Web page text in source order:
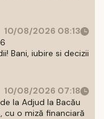
10/08/2026 08:13
Bani, iubire si decizii
10/08/2026 07:18
la Adjud la Bacău
cu o miză financiară